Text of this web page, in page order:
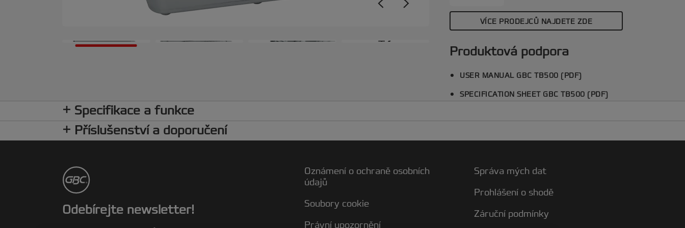
+2
VÍCE PRODEJCŮ NAJDETE ZDE
Produktová podpora
USER MANUAL GBC TB500 (PDF)
SPECIFICATION SHEET GBC TB500 (PDF)
Specifikace a funkce
Příslušenství a doporučení
Odebírejte newsletter!
Oznámení o ochraně osobních
údajů
Soubory cookie
Právní upozornění
Správa mých dat
Prohlášení o shodě
Záruční podmínky